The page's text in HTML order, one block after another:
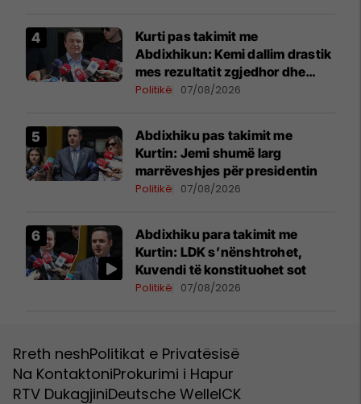
Kurti pas takimit me
Abdixhikun: Kemi dallim drastik
mes rezultatit zgjedhor dhe
kërkesave të LDK-së
Politikë 07/08/2026
Abdixhiku pas takimit me
Kurtin: Jemi shumë larg
marrëveshjes për presidentin
Politikë 07/08/2026
Abdixhiku para takimit me
Kurtin: LDK s’nënshtrohet,
Kuvendi të konstituohet sot
Politikë 07/08/2026
Rreth neshPolitikat e Privatësisë
Na KontaktoniProkurimi i Hapur
RTV DukagjiniDeutsche WelleICK